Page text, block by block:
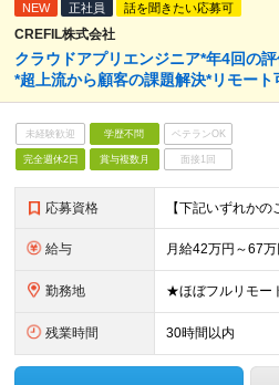
NEW 正社員 話を聞きたい応募可
CREFIL株式会社
クラウドアプリエンジニア*年4回の
*超上流から顧客の課題解決*リモート
未経験歓迎 学歴不問 ベテランOK
完全週休2日 賞与複数月 面接1回
応募資格
給与
勤務地
残業時間 30時間以内